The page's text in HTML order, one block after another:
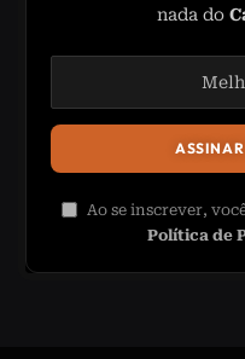
nada do
Ao se inscrever,
Política de